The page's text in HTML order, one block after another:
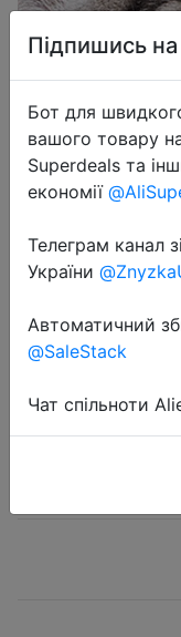
Настенная
кошек,
Підпишись
Бот для
вашого товару
Superdeals та
економії
Телеграм канал
України
Автоматичний
@SaleStack
Чат спільноти